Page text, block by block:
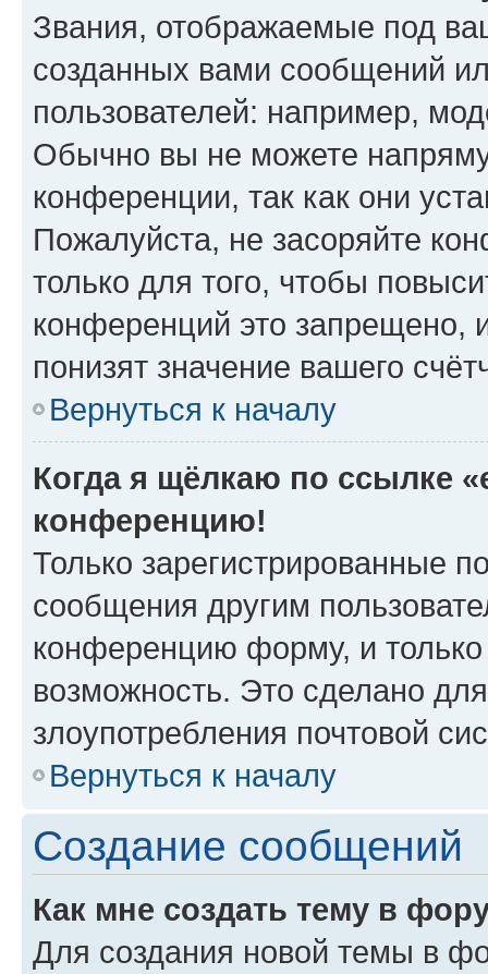
Звания, отображаемые под
созданных вами сообщений
пользователей: например,
Обычно вы не можете
конференции, так как они
Пожалуйста, не засоряйте
только для того, чтобы
конференций это запрещено,
понизят значение вашего
Вернуться к началу
Когда я щёлкаю по ссылке
конференцию!
Только зарегистрированные
сообщения другим
конференцию форму, и
возможность. Это сделано
злоупотребления почтовой
Вернуться к началу
Создание сообщений
Как мне создать тему в
Для создания новой темы в